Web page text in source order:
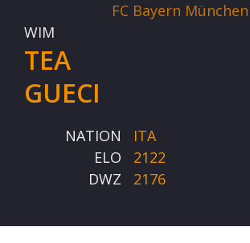
FC Bayern München
WIM
TEA
GUECI
NATION
ITA
ELO
2122
DWZ
2176